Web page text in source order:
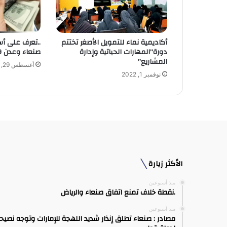
ت
ر
و
ن
ي
أكاديمية نماء للتمويل الأصغر تختتم
دورة”المهارات الحياتية وإدارة
المشاريع”
نوفمبر 1, 2022
..تعرف على
صنعاء وعدن 29 اغسطس 2023:
أغسطس 29, 2023
الأكثر زيارة
منذ أسبوعين
.نقطة خلاف تمنع اتفاق صنعاء والرياض
منذ أسبوعين
مصادر : صنعاء تطلق إنذار شديد اللهجة للإمارات وتوجه